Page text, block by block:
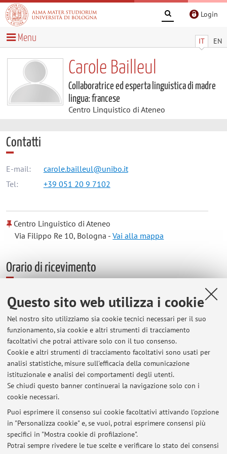
Questo sito web utilizza i cookie
Nel nostro sito utilizziamo sia cookie tecnici necessari per il suo
funzionamento, sia cookie e altri strumenti di tracciamento
facoltativi che potrai attivare solo con il tuo consenso.
Cookie e altri strumenti di tracciamento facoltativi sono usati per
analisi statistiche, misure sull'efficacia della comunicazione
istituzionale e analisi dei comportamenti degli utenti.
Se chiudi questo banner continuerai la navigazione solo con i
cookie necessari.
Puoi esprimere il consenso sui cookie facoltativi attivando l'opzione
in "Personalizza cookie" e, se vuoi, potrai esprimere consensi più
specifici in "Mostra cookie di profilazione".
Potrai sempre rivedere le tue scelte e verificare lo stato dei consensi
Login
IT EN
Menu
Carole Bailleul
Collaboratrice ed esperta linguistica di madre
lingua: francese
Centro Linguistico di Ateneo
Contatti
E-mail:
carole.bailleul@unibo.it
Tel:
+39 051 20 9 7102
Centro Linguistico di Ateneo
Via Filippo Re 10, Bologna -Vai alla mappa
Orario di ricevimento
Il ricevimento si svolge presso lo studio 96 (LILEC, Via Cartoleria 5),
scala C.
A partire dal 16/09, il ricevimento sarà il mercoledì dalle 13.30 alle
14.30.
Possibilità di ricevimento via teams previo appuntamento :
carole.bailleul@unibo.it
Ultimi avvisi
Inizio lezioni di laboratorio